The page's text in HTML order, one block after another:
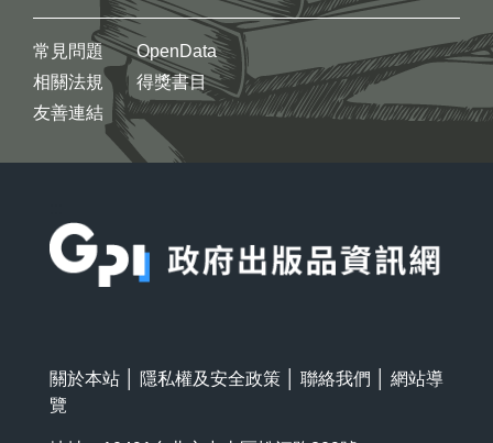
常見問題
相關法規
友善連結
OpenData
得獎書目
關於本站 隱私權及安全政策 聯絡我們
網站導
覽